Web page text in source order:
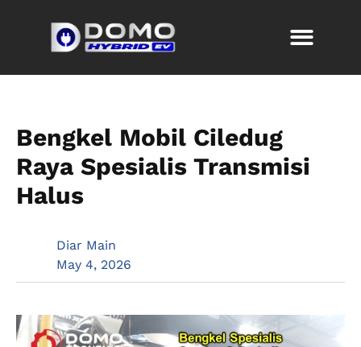
Bengkel Mobil Ciledug
Raya Spesialis Transmisi
Halus
Diar Main
May 4, 2026